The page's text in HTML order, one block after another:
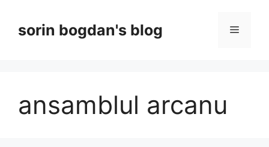
contentsorin bogdan's blog Menu
ansamblul arcanu